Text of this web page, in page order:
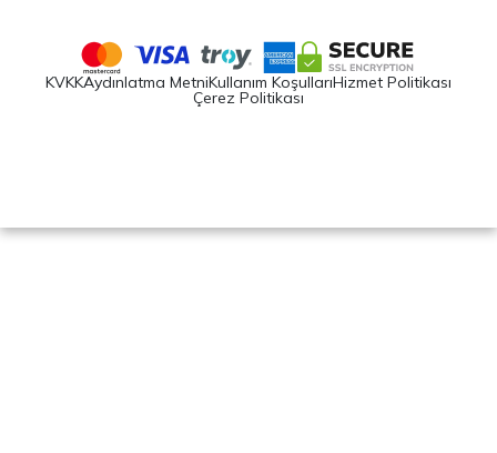
KVKKAydınlatma MetniKullanım KoşullarıHizmet Politikası
Çerez Politikası